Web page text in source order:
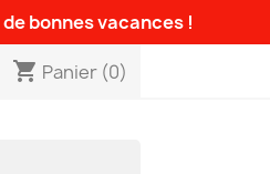
bonnes vacances !
shopping_cart Panier (0)